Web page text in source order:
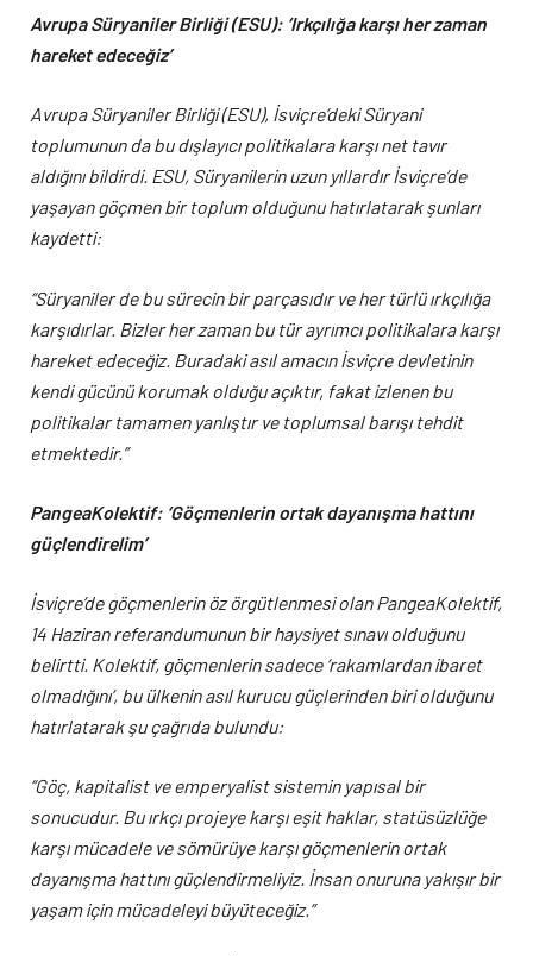
Avrupa Süryaniler Birliği (ESU): ‘Irkçılığa karşı her zaman
hareket edeceğiz’
Avrupa Süryaniler Birliği (ESU), İsviçre’deki Süryani
toplumunun da bu dışlayıcı politikalara karşı net tavır
aldığını bildirdi. ESU, Süryanilerin uzun yıllardır İsviçre’de
yaşayan göçmen bir toplum olduğunu hatırlatarak şunları
kaydetti:
“Süryaniler de bu sürecin bir parçasıdır ve her türlü ırkçılığa
karşıdırlar. Bizler her zaman bu tür ayrımcı politikalara karşı
hareket edeceğiz. Buradaki asıl amacın İsviçre devletinin
kendi gücünü korumak olduğu açıktır, fakat izlenen bu
politikalar tamamen yanlıştır ve toplumsal barışı tehdit
etmektedir.”
PangeaKolektif: ‘Göçmenlerin ortak dayanışma hattını
güçlendirelim’
İsviçre’de göçmenlerin öz örgütlenmesi olanPangeaKolektif,
14 Haziran referandumunun bir haysiyet sınavı olduğunu
belirtti. Kolektif, göçmenlerin sadece ‘rakamlardan ibaret
olmadığını’, bu ülkenin asıl kurucu güçlerinden biri olduğunu
hatırlatarak şu çağrıda bulundu:
“Göç, kapitalist ve emperyalist sistemin yapısal bir
sonucudur. Bu ırkçı projeye karşı eşit haklar, statüsüzlüğe
karşı mücadele ve sömürüye karşı göçmenlerin ortak
dayanışma hattını güçlendirmeliyiz. İnsan onuruna yakışır bir
yaşam için mücadeleyi büyüteceğiz.”